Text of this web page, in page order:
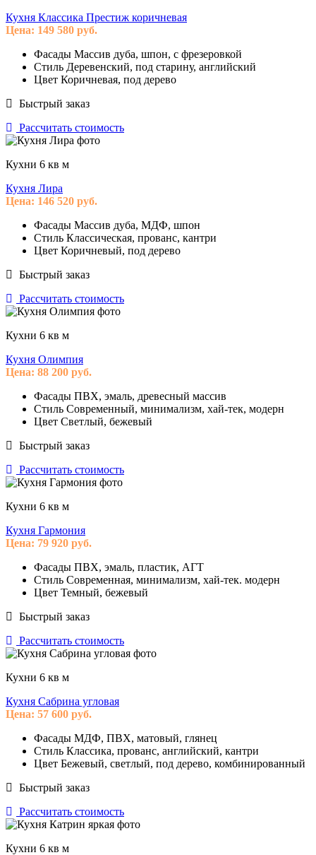
Кухня Классика Престиж коричневая
Цена: 149 580 руб.
Фасады Массив дуба, шпон, с фрезеровкой
Стиль Деревенский, под старину, английский
Цвет Коричневая, под дерево
Быстрый заказ
Рассчитать стоимость
Кухни 6 кв м
Кухня Лира
Цена: 146 520 руб.
Фасады Массив дуба, МДФ, шпон
Стиль Классическая, прованс, кантри
Цвет Коричневый, под дерево
Быстрый заказ
Рассчитать стоимость
Кухни 6 кв м
Кухня Олимпия
Цена: 88 200 руб.
Фасады ПВХ, эмаль, древесный массив
Стиль Современный, минимализм, хай-тек, модерн
Цвет Светлый, бежевый
Быстрый заказ
Рассчитать стоимость
Кухни 6 кв м
Кухня Гармония
Цена: 79 920 руб.
Фасады ПВХ, эмаль, пластик, АГТ
Стиль Современная, минимализм, хай-тек. модерн
Цвет Темный, бежевый
Быстрый заказ
Рассчитать стоимость
Кухни 6 кв м
Кухня Сабрина угловая
Цена: 57 600 руб.
Фасады МДФ, ПВХ, матовый, глянец
Стиль Классика, прованс, английский, кантри
Цвет Бежевый, светлый, под дерево, комбинированный
Быстрый заказ
Рассчитать стоимость
Кухни 6 кв м